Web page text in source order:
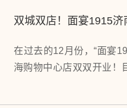
双城双店！面宴1915
在过去的12月份，“面宴
海购物中心店双双开业！